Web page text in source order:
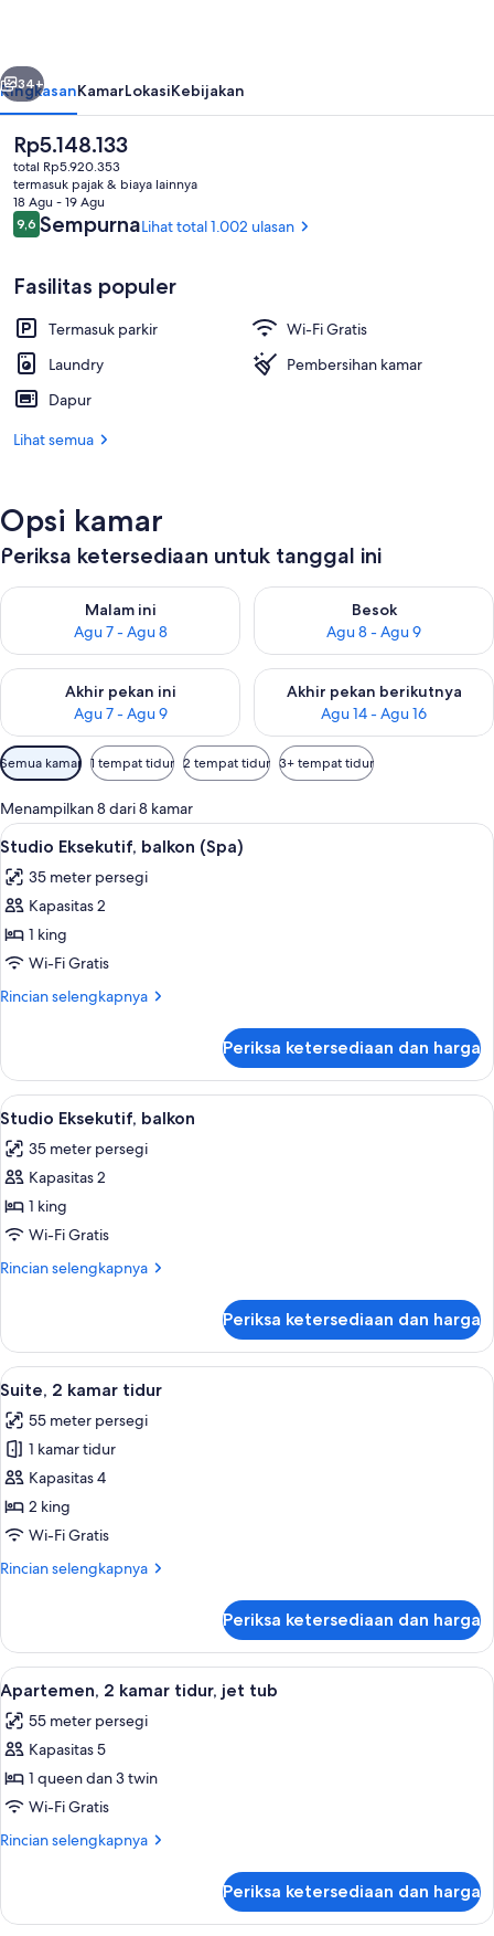
Suite, 2 kamar tidur | Meja kerja,
Berikutnya
34+
RingkasanKamarLokasiKebijakan
Harga
saat
ini
Rp5.148.133
Rp5.148.133
total Rp5.920.353
termasuk pajak & biaya lainnya
18 Agu - 19 Agu
Ulasan
9,69,6 dari 10
SempurnaLihat total 1.002 ulasan
Fasilitas populer
Termasuk parkir
Wi-Fi Gratis
Laundry
Pembersihan kamar
Dapur
Lihat semua
Opsi kamar
Periksa ketersediaan untuk tanggal ini
Malam ini
Agu 7 - Agu 8
Periksa ketersediaan untuk malam ini Agu 7 - Agu 8
Besok
Agu 8 - Agu 9
Periksa ketersediaan untuk
Akhir pekan ini
Agu 7 - Agu 9
Periksa ketersediaan untuk akhir pekan ini Agu 7 - Agu 9
Akhir pekan berikutnya
Agu 14 - Agu 16
Periksa ketersediaan untuk
Filter
tersedia
untuk
kamar
Semua kamar 1 tempat tidur 2 tempat tidur 3+ tempat tidur
Menampilkan 8 dari 8 kamar
Lihat
semua
foto
untuk
Studio
Eksekutif,
balkon
Meja kerja, ruang kerja ramah
7
Studio Eksekutif, balkon (Spa)
35 meter persegi
Kapasitas 2
1 king
Wi-Fi Gratis
Rincian selengkapnya
Rincian
Studio
Eksekutif,
balkon
Periksa ketersediaan dan harga
Lihat
semua
foto
untuk
Studio
Eksekutif,
balkon
Meja kerja, ruang kerja ramah
5
Studio Eksekutif, balkon
35 meter persegi
Kapasitas 2
1 king
Wi-Fi Gratis
Rincian selengkapnya
Rincian
Studio
Eksekutif,
balkon
Periksa ketersediaan dan harga
Lihat
semua
foto
untuk
Suite,
2
kamar
11
Suite, 2 kamar tidur
55 meter persegi
1 kamar tidur
Kapasitas 4
2 king
Wi-Fi Gratis
Rincian selengkapnya
Rincian
Suite,
kamar
tidur
Periksa ketersediaan dan harga
Lihat
semua
foto
untuk
Apartemen,
2
kamar
tub
Apartemen, 2 kamar tidur, jet tub |
12
Apartemen, 2 kamar tidur, jet tub
55 meter persegi
Kapasitas 5
1 queen dan 3 twin
Wi-Fi Gratis
Rincian selengkapnya
Rincian
Apartemen,
Periksa ketersediaan dan harga